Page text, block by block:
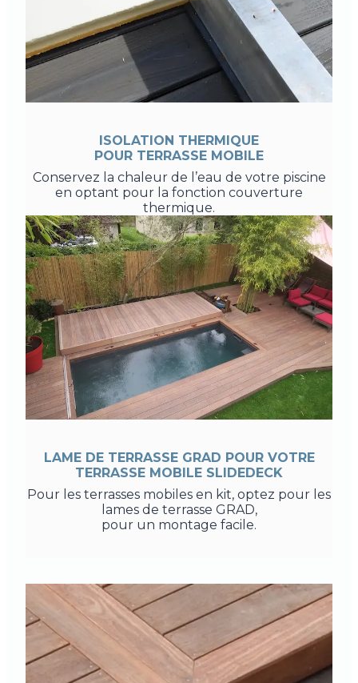
ISOLATION THERMIQUE
POUR TERRASSE MOBILE
Conservez la chaleur de l’eau de votre piscine
en optant pour la fonction couverture
thermique.
LAME DE TERRASSE GRAD POUR VOTRE
TERRASSE MOBILE SLIDEDECK
Pour les terrasses mobiles en kit, optez pour les
lames de terrasse GRAD,
pour un montage facile.